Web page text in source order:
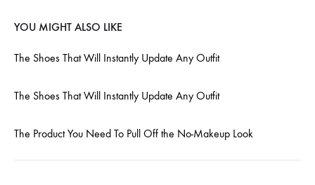
YOU MIGHT ALSO LIKE
The Shoes That Will Instantly Update Any Outfit
The Shoes That Will Instantly Update Any Outfit
The Product You Need To Pull Off the No-Makeup Look